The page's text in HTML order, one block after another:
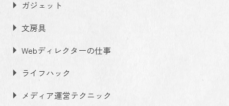
ガジェット
文房具
Webディレクターの仕事
ライフハック
メディア運営テクニック